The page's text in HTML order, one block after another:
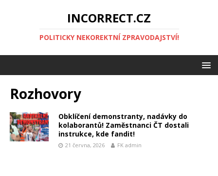
INCORRECT.CZ
POLITICKY NEKOREKTNÍ ZPRAVODAJSTVÍ!
Rozhovory
Obklíčení demonstranty, nadávky do
kolaborantů! Zaměstnanci ČT dostali
instrukce, kde fandit!
21 června, 2026 FK admin